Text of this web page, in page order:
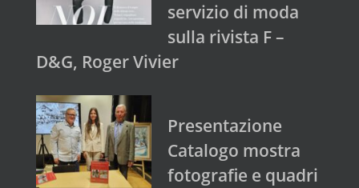
servizio di moda
sulla rivista F –
D&G, Roger Vivier
Presentazione
Catalogo mostra
fotografie e quadri